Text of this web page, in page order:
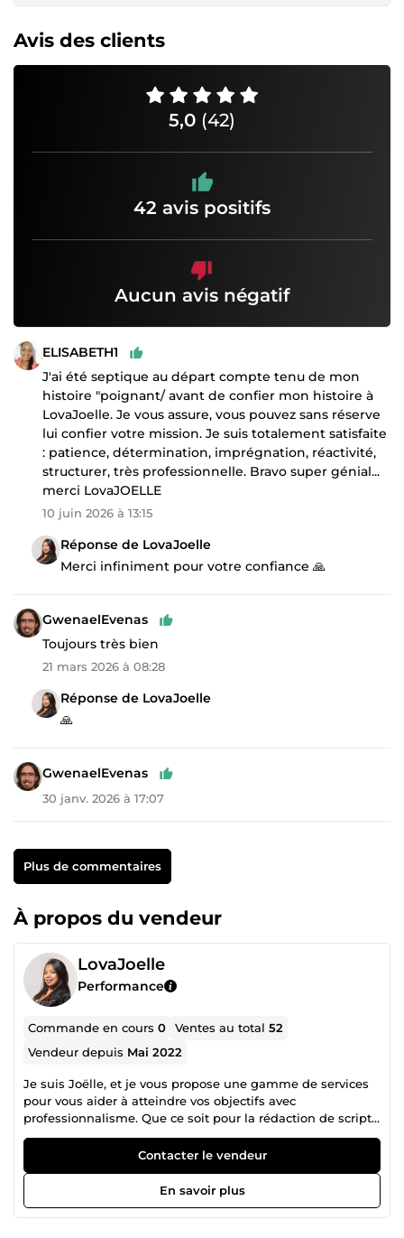
Avis des clients
5,0 (42)
42 avis positifs
Aucun avis négatif
ELISABETH1
J'ai été septique au départ compte tenu de mon
histoire "poignant/ avant de confier mon histoire à
LovaJoelle. Je vous assure, vous pouvez sans réserve
lui confier votre mission. Je suis totalement satisfaite
: patience, détermination, imprégnation, réactivité,
structurer, très professionnelle. Bravo super génial...
merci LovaJOELLE
10 juin 2026 à 13:15
Réponse de LovaJoelle
Merci infiniment pour votre confiance 🙏
GwenaelEvenas
Toujours très bien
21 mars 2026 à 08:28
Réponse de LovaJoelle
🙏
GwenaelEvenas
30 janv. 2026 à 17:07
Plus de commentaires
À propos du vendeur
LovaJoelle
Performance
Commande en cours0 Ventes au total52
Vendeur depuis Mai 2022
Je suis Joëlle, et je vous propose une gamme de services
pour vous aider à atteindre vos objectifs avec
professionnalisme. Que ce soit pour la rédaction de scripts
captivants, la reformulation de textes pour les rendre plus
clairs et percutants, ou encore la gestion de vos emails de
manière optimale, je suis là pour vous accompagner à
chaque étape. En outre, je propose également des services
de voix off adaptés à vos besoins, pour apporter une
Contacter le vendeur
En savoir plus